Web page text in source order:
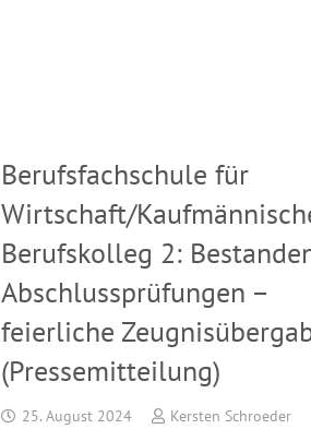
Berufsfachschule für
Wirtschaft/
Berufskolleg 2:
Abschlussprüfungen –
feierliche
(Pressemitteilung)
25. August 2024
Kersten Schroeder